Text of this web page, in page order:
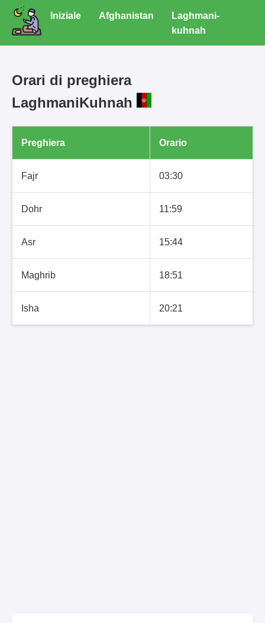
Iniziale Afghanistan
Laghmani-
kuhnah
Orari di preghiera
LaghmaniKuhnah
Preghiera Orario
Fajr 03:30
Dohr 11:59
Asr 15:44
Maghrib 18:51
Isha 20:21